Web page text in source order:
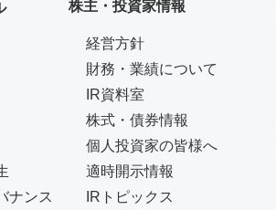
ナンス
株主・投資家情報
経営方針
財務・業績について
IR資料室
株式・債券情報
個人投資家の皆様へ
適時開示情報
IRトピックス